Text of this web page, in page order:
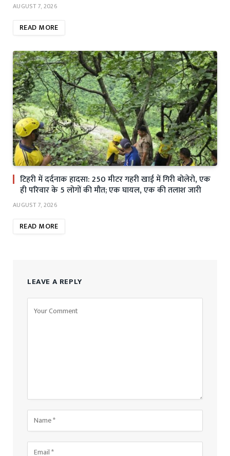
AUGUST 7, 2026
READ MORE
टिहरी में दर्दनाक हादसा: 250 मीटर गहरी खाई में गिरी बोलेरो, एक
ही परिवार के 5 लोगों की मौत; एक घायल, एक की तलाश जारी
AUGUST 7, 2026
READ MORE
LEAVE A REPLY